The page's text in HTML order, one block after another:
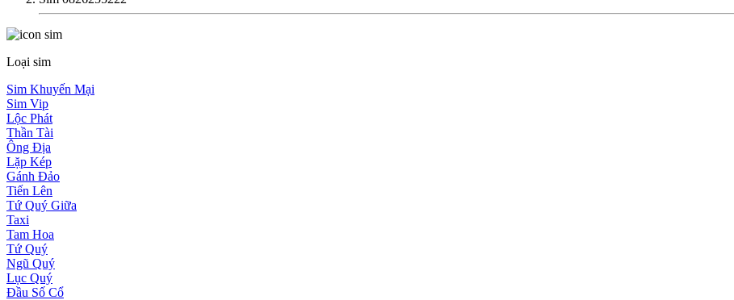
Loại sim
Sim Khuyến Mại
Sim Vip
Lộc Phát
Thần Tài
Ông Địa
Lặp Kép
Gánh Đảo
Tiến Lên
Tứ Quý Giữa
Taxi
Tam Hoa
Tứ Quý
Ngũ Quý
Lục Quý
Đầu Số Cổ